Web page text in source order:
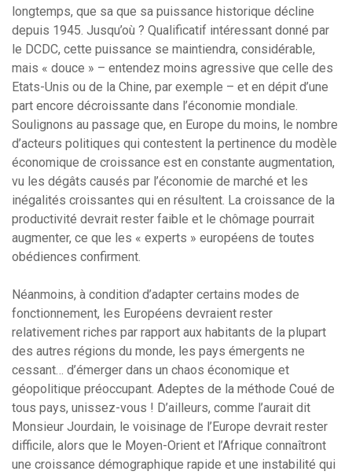
longtemps, que sa que sa puissance historique décline
depuis 1945. Jusqu’où ? Qualificatif intéressant donné par
le DCDC, cette puissance se maintiendra, considérable,
mais « douce » – entendez moins agressive que celle des
Etats-Unis ou de la Chine, par exemple – et en dépit d’une
part encore décroissante dans l’économie mondiale.
Soulignons au passage que, en Europe du moins, le nombre
d’acteurs politiques qui contestent la pertinence du modèle
économique de croissance est en constante augmentation,
vu les dégâts causés par l’économie de marché et les
inégalités croissantes qui en résultent. La croissance de la
productivité devrait rester faible et le chômage pourrait
augmenter, ce que les « experts » européens de toutes
obédiences confirment.
Néanmoins, à condition d’adapter certains modes de
fonctionnement, les Européens devraient rester
relativement riches par rapport aux habitants de la plupart
des autres régions du monde, les pays émergents ne
cessant… d’émerger dans un chaos économique et
géopolitique préoccupant. Adeptes de la méthode Coué de
tous pays, unissez-vous ! D’ailleurs, comme l’aurait dit
Monsieur Jourdain, le voisinage de l’Europe devrait rester
difficile, alors que le Moyen-Orient et l’Afrique connaîtront
une croissance démographique rapide et une instabilité qui